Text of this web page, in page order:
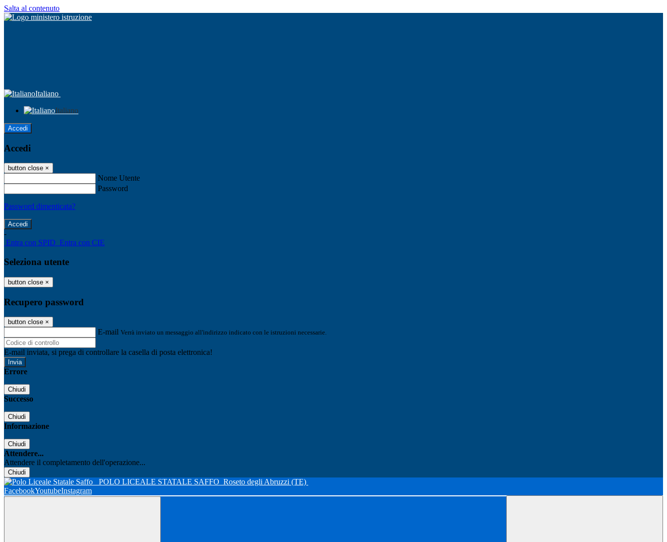
Salta al contenuto
Italiano
Italiano
Accedi
Accedi
button close ×
Nome Utente
Password
Password dimenticata?
-
Entra con SPID Entra con CIE
Seleziona utente
button close ×
Recupero password
button close ×
E-mail Verrà inviato un messaggio all'indirizzo indicato con le istruzioni necessarie.
E-mail inviata, si prega di controllare la casella di posta elettronica!
Errore
Chiudi
Successo
Chiudi
Informazione
Chiudi
Attendere...
Attendere il completamento dell'operazione...
Chiudi
POLO LICEALE STATALE SAFFO Roseto degli Abruzzi (TE)
FacebookYoutubeInstagram